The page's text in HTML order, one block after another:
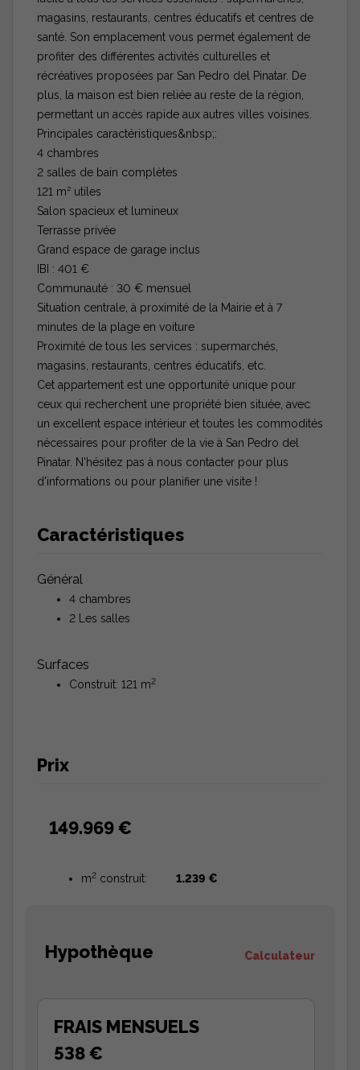
magasins, restaurants, centres éducatifs et centres de
santé. Son emplacement vous permet également de
profiter des différentes activités culturelles et
récréatives proposées par San Pedro del Pinatar. De
plus, la maison est bien reliée au reste de la région,
permettant un accès rapide aux autres villes voisines.
Principales caractéristiques&nbsp;:
4 chambres
2 salles de bain complètes
121 m² utiles
Salon spacieux et lumineux
Terrasse privée
Grand espace de garage inclus
IBI : 401 €
Communauté : 30 € mensuel
Situation centrale, à proximité de la Mairie et à 7
minutes de la plage en voiture
Proximité de tous les services : supermarchés,
magasins, restaurants, centres éducatifs, etc.
Cet appartement est une opportunité unique pour
ceux qui recherchent une propriété bien située, avec
un excellent espace intérieur et toutes les commodités
nécessaires pour profiter de la vie à San Pedro del
Pinatar. N'hésitez pas à nous contacter pour plus
d'informations ou pour planifier une visite !
Caractéristiques
Général
4 chambres
2 Les salles
Surfaces
Construit: 121 m2
Prix
149.969 €
m2 construit: 1.239 €
Hypothèque Calculateur
FRAIS MENSUELS
538 €